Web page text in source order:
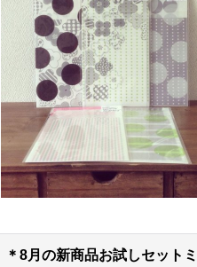
＊8月の新商品お試しセット